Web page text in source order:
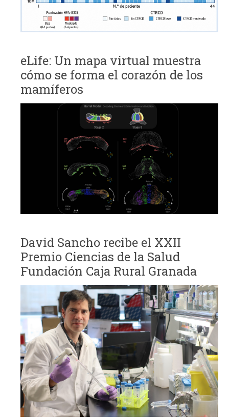
eLife: Un mapa virtual muestra
cómo se forma el corazón de los
mamíferos
David Sancho recibe el XXII
Premio Ciencias de la Salud
Fundación Caja Rural Granada